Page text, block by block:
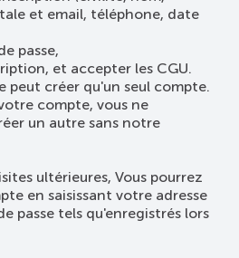
et email, téléphone, date
passe,
et accepter les CGU.
peut créer qu'un seul compte.
compte, vous ne
un autre sans notre
ultérieures, Vous pourrez
en saisissant votre adresse
passe tels qu'enregistrés lors